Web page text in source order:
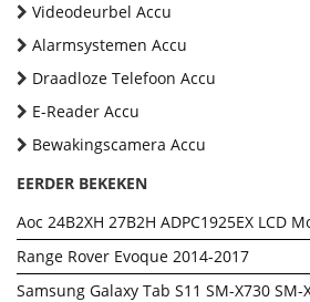
Videodeurbel Accu
Alarmsystemen Accu
Draadloze Telefoon Accu
E-Reader Accu
Bewakingscamera Accu
EERDER BEKEKEN
Aoc 24B2XH 27B2H ADPC1925EX LCD
Range Rover Evoque 2014-2017
Samsung Galaxy Tab S11 SM-X730 SM-